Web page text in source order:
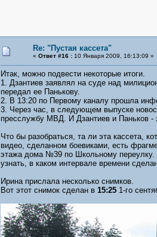
Re: "Пустая кассета"
« Ответ #16 :10 Января 2009, 16:13:09 »
Итак, можно подвести некоторые итоги.
1. Дзантиев заявлял на суде над
передал ее Панькову.
2. В 13:20 по Первому каналу прошла
3. Через час, в следующем выпуске
пресслужбу МВД. И Дзантиев и Паньков
Что бы разобраться, та ли эта кассета,
видео, сделанном боевиками, есть
этажа дома №39 по Школьному переулку.
узнать, в каком интервале времени
Ирина прислала несколько снимков.
Вот этот снимок сделан в 15:251-го